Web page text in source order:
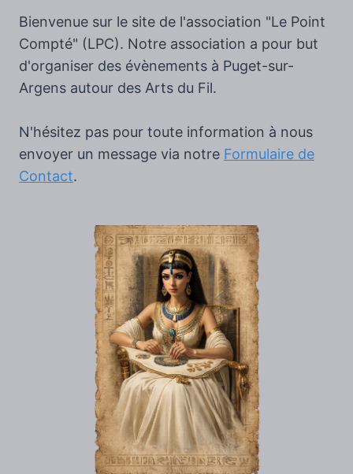
Bienvenue sur le site de l'association "Le Point
Compté" (LPC). Notre association a pour but
d'organiser des évènements à Puget-sur-
Argens autour des Arts du Fil.
N'hésitez pas pour toute information à nous
envoyer un message via notre Formulaire de
Contact.